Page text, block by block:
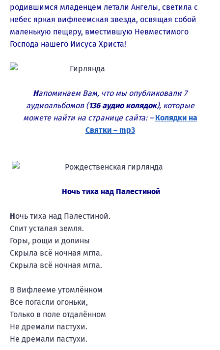
родившимся младенцем летали Ангелы, светила с
небес яркая вифлеемская звезда, освящая собой
маленькую пещеру, вместившую Невместимого
Господа нашего Иисуса Христа!
Напоминаем Вам, что мы опубликовали 7
аудиоальбомов (136 аудио колядок), которые
можете найти на странице сайта: – Колядки на
Святки – mp3
Ночь тиха над Палестиной
Ночь тиха над Палестиной.
Спит усталая земля.
Горы, рощи и долины
Скрыла всё ночная мгла.
Скрыла всё ночная мгла.
В Вифлееме утомлённом
Все погасли огоньки,
Только в поле отдалённом
Не дремали пастухи.
Не дремали пастухи.